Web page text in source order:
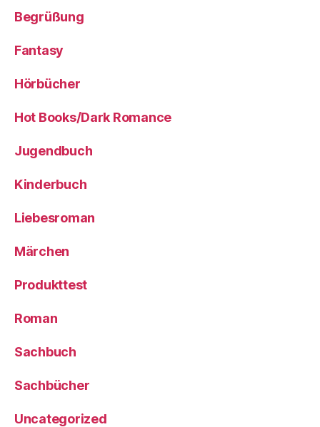
Begrüßung
Fantasy
Hörbücher
Hot Books/Dark Romance
Jugendbuch
Kinderbuch
Liebesroman
Märchen
Produkttest
Roman
Sachbuch
Sachbücher
Uncategorized